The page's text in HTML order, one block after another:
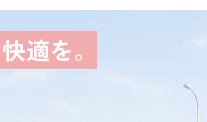
適を。